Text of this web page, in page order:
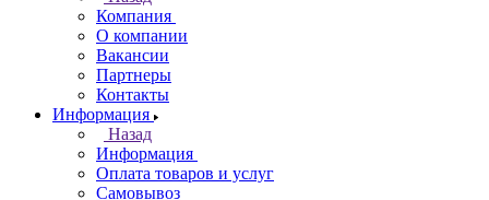
Компания
О компании
Вакансии
Партнеры
Контакты
Информация
Назад
Информация
Оплата товаров и услуг
Самовывоз